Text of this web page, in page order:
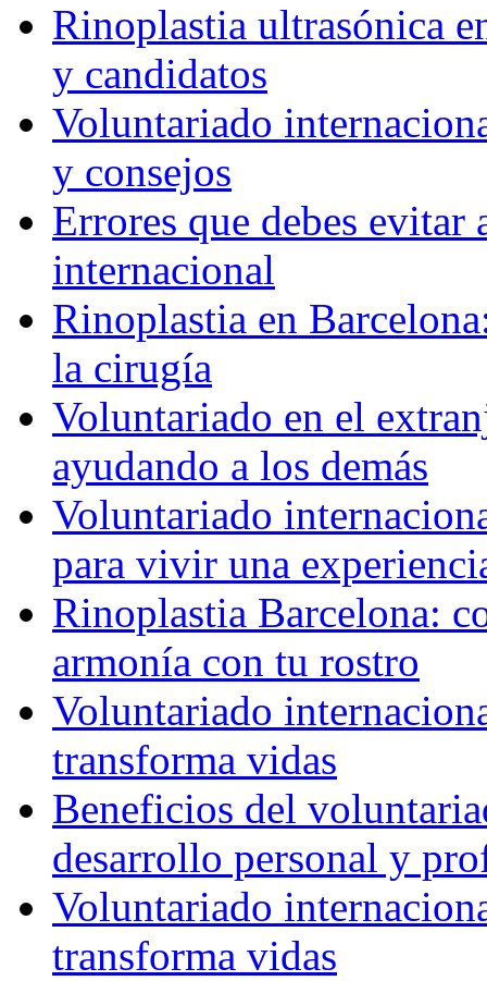
Rinoplastia ultrasónica
y candidatos
Voluntariado
y consejos
Errores que debes
internacional
Rinoplastia en
la cirugía
Voluntariado en el
ayudando a los demás
Voluntariado
para vivir una
Rinoplastia Barcelona:
armonía con tu rostro
Voluntariado
transforma vidas
Beneficios del
desarrollo personal y
Voluntariado
transforma vidas